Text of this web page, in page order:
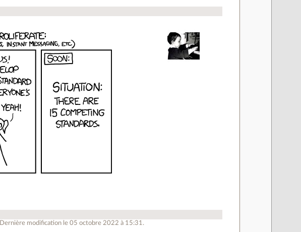
Dernière modification le 05 octobre 2022 à 15:31.